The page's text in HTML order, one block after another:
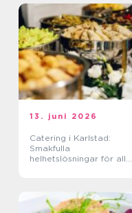
13. juni 2026
Catering i Karlstad:
Smakfulla
helhetslösningar för alla